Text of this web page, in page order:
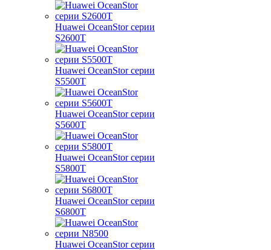
Huawei OceanStor серии
S2600T
Huawei OceanStor серии
S5500T
Huawei OceanStor серии
S5600T
Huawei OceanStor серии
S5800T
Huawei OceanStor серии
S6800T
Huawei OceanStor серии